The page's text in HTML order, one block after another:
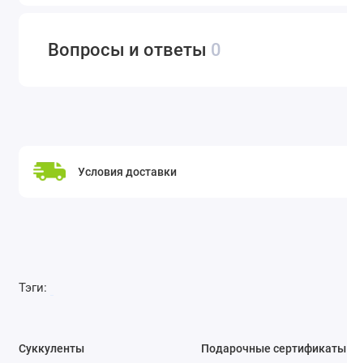
Вопросы и ответы 0
Условия доставки
Тэги:
Суккуленты Подарочные сертификаты